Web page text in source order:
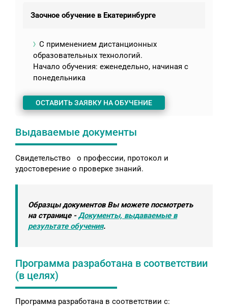
Заочное обучение в Екатеринбурге
С применением дистанционных
образовательных технологий.
Начало обучения: еженедельно, начиная с
понедельника
ОСТАВИТЬ ЗАЯВКУ НА ОБУЧЕНИЕ
Выдаваемые документы
Свидетельство о профессии, протокол и
удостоверение о проверке знаний.
Образцы документов Вы можете посмотреть
на странице -Документы, выдаваемые в
результате обучения.
Программа разработана в соответствии
(в целях)
Программа разработана в соответствии с: